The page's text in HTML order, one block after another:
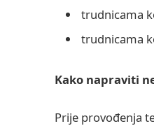
trudnicama
trudnicama
Kako napraviti
Prije provođenja